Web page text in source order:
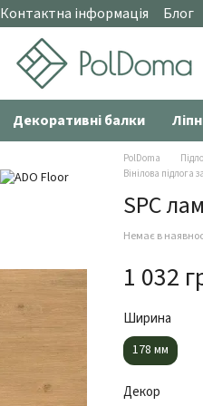
Контактна інформація Блог
Декоративні балки
PolDoma
Вінілова підлога
SPC
Немає в
1 032
Ширина
178 мм
Декор